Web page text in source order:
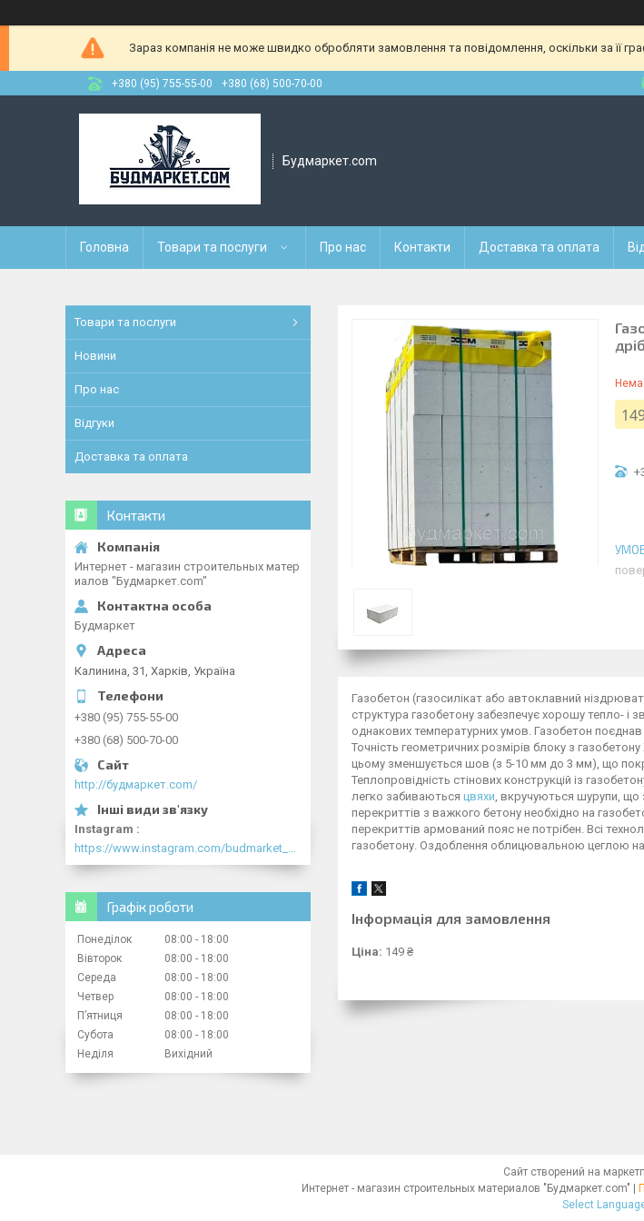
Зараз компанія не може швидко обробляти замовлення та повідомлення, оскільки за її
+380 (95) 755-55-00 +380 (68) 500-70-00
Будмаркет.com
Головна Товари та послуги Про нас Контакти Доставка та оплата
Газобетон (газосилікат або автоклавний
структура газобетону забезпечує хорошу тепло- і
однакових температурних умов. Газобетон поєднав
Точність геометричних розмірів блоку з
цьому зменшується шов (з 5-10 мм до 3 мм), що
Теплопровідність стінових конструкцій із
легко забиваються цвяхи, вкручуються шурупи, що
перекриттів з важкого бетону необхідно на
перекриттів армований пояс не потрібен. Всі
газобетону. Оздоблення облицювальною цеглою
Інформація для замовлення
Ціна: 149 ₴
Товари та послуги
Новини
Про нас
Відгуки
Доставка та оплата
Контакти
Интернет - магазин строительных матер
иалов "Будмаркет.com"
Будмаркет
Калинина, 31, Харків, Україна
+380 (95) 755-55-00
+380 (68) 500-70-00
http://будмаркет.com/
Instagram
Графік роботи
Понеділок 08:00
18:00
Вівторок
08:00
18:00
Середа
08:00
18:00
Четвер
08:00
18:00
Пʼятниця
08:00
18:00
Субота
08:00
18:00
Неділя
Вихідний
Сайт створений на
Интернет - магазин строительных материалов "Будмаркет.com" |
Select